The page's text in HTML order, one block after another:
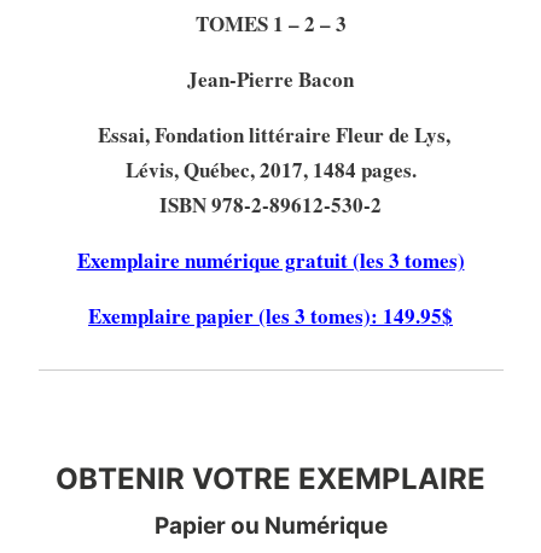
TOMES 1 – 2 – 3
Jean-Pierre Bacon
Essai, Fondation littéraire Fleur de Lys,
Lévis, Québec, 2017, 1484 pages.
ISBN 978-2-89612-530-2
Exemplaire numérique gratuit (les 3 tomes)
Exemplaire papier (les 3 tomes): 149.95$
OBTENIR VOTRE EXEMPLAIRE
Papier ou Numérique